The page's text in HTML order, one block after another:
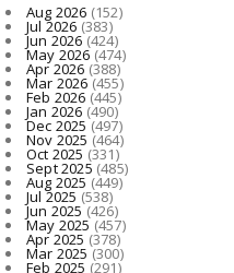
Aug 2026 (152)
Jul 2026 (383)
Jun 2026(424)
May 2026(474)
Apr 2026 (388)
Mar 2026(455)
Feb 2026 (445)
Jan 2026 (490)
Dec 2025(497)
Nov 2025 (464)
Oct 2025 (331)
Sept 2025 (485)
Aug 2025 (449)
Jul 2025 (538)
Jun 2025(426)
May 2025(457)
Apr 2025 (378)
Mar 2025 (300)
Feb 2025 (291)